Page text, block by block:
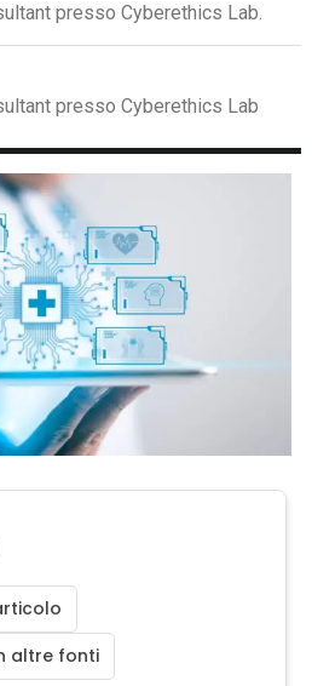
presso Cyberethics Lab.
presso Cyberethics Lab
altre fonti